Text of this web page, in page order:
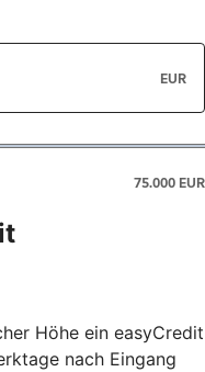
Höhe ein easyCredit
nach Eingang